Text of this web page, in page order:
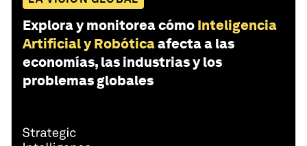
Explora y monitorea cómo Inteligencia
Artificial y Robóticaafecta a las
economías, las industrias y los
problemas globales